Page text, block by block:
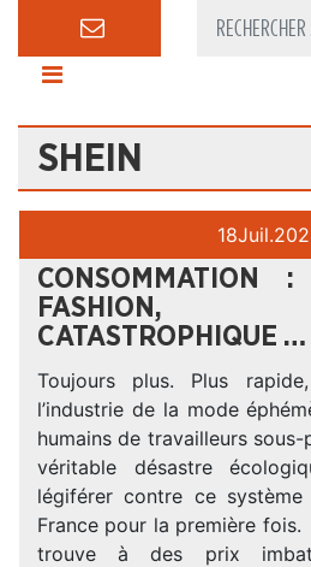
SHEIN
18Juil.
CONSOMMATION
FASHION,
CATASTROPHIQUE …
Toujours plus. Plus
l’industrie de la mode
humains de travailleurs
véritable désastre
légiférer contre ce
France pour la première fois.
trouve à des prix